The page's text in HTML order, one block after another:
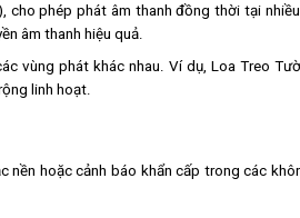
cho phép phát âm thanh đồng thời tại
âm thanh hiệu quả.
vùng phát khác nhau. Ví dụ, Loa Treo
linh hoạt.
hoặc cảnh báo khẩn cấp trong các